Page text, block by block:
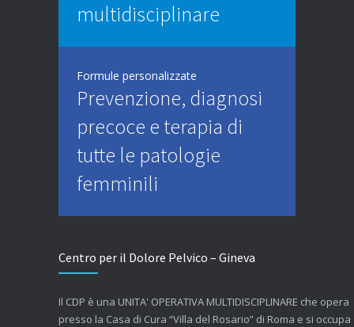
multidisciplinare
Formule personalizzate
Prevenzione, diagnosi
precoce e terapia di
tutte le patologie
femminili
Centro per il Dolore Pelvico – Gineva
Il CDP è una UNITA' OPERATIVA MULTIDISCIPLINARE che opera
presso la Casa di Cura “Villa del Rosario” di Roma e si occupa